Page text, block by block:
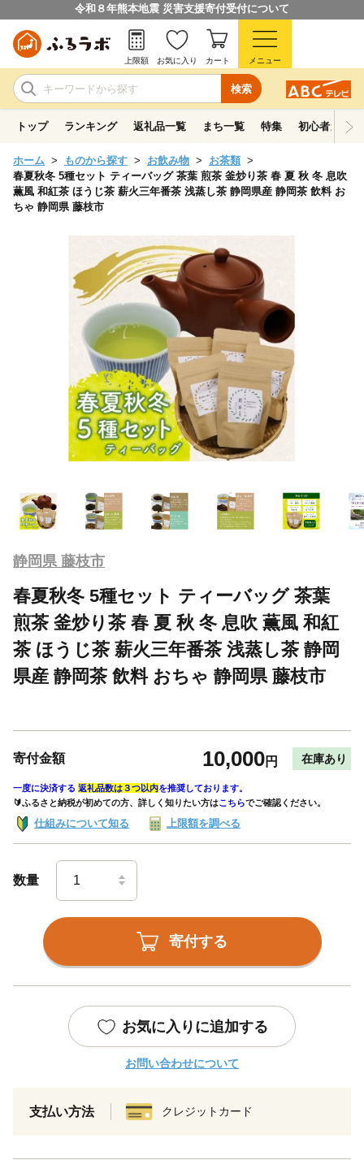
令和８年熊本地震 災害支援寄付受付について
検索
上限額 お気に入り カート メニュー
トップ ランキング 返礼品一覧 まち一覧 特集 初心者ガイド
ホーム ものから探す お飲み物
お茶類
春夏秋冬 5種セット ティーバッグ 茶葉 煎茶 釜炒り茶 春 夏 秋 冬 息吹
薫風 和紅茶 ほうじ茶 薪火三年番茶 浅蒸し茶 静岡県産 静岡茶 飲料 お
ちゃ 静岡県 藤枝市
静岡県 藤枝市
春夏秋冬 5種セット ティーバッグ 茶葉
煎茶 釜炒り茶 春 夏 秋 冬 息吹 薫風 和紅
茶 ほうじ茶 薪火三年番茶 浅蒸し茶 静岡
県産 静岡茶 飲料 おちゃ 静岡県 藤枝市
寄付金額 10,000円 在庫あり
一度に決済する 返礼品数は３つ以内を推奨しております。
🔰ふるさと納税が初めての方、詳しく知りたい方はこちらでご確認ください。
仕組みについて知る 上限額を調べる
数量
寄付する
お気に入りに追加する
お問い合わせについて
支払い方法 クレジットカード